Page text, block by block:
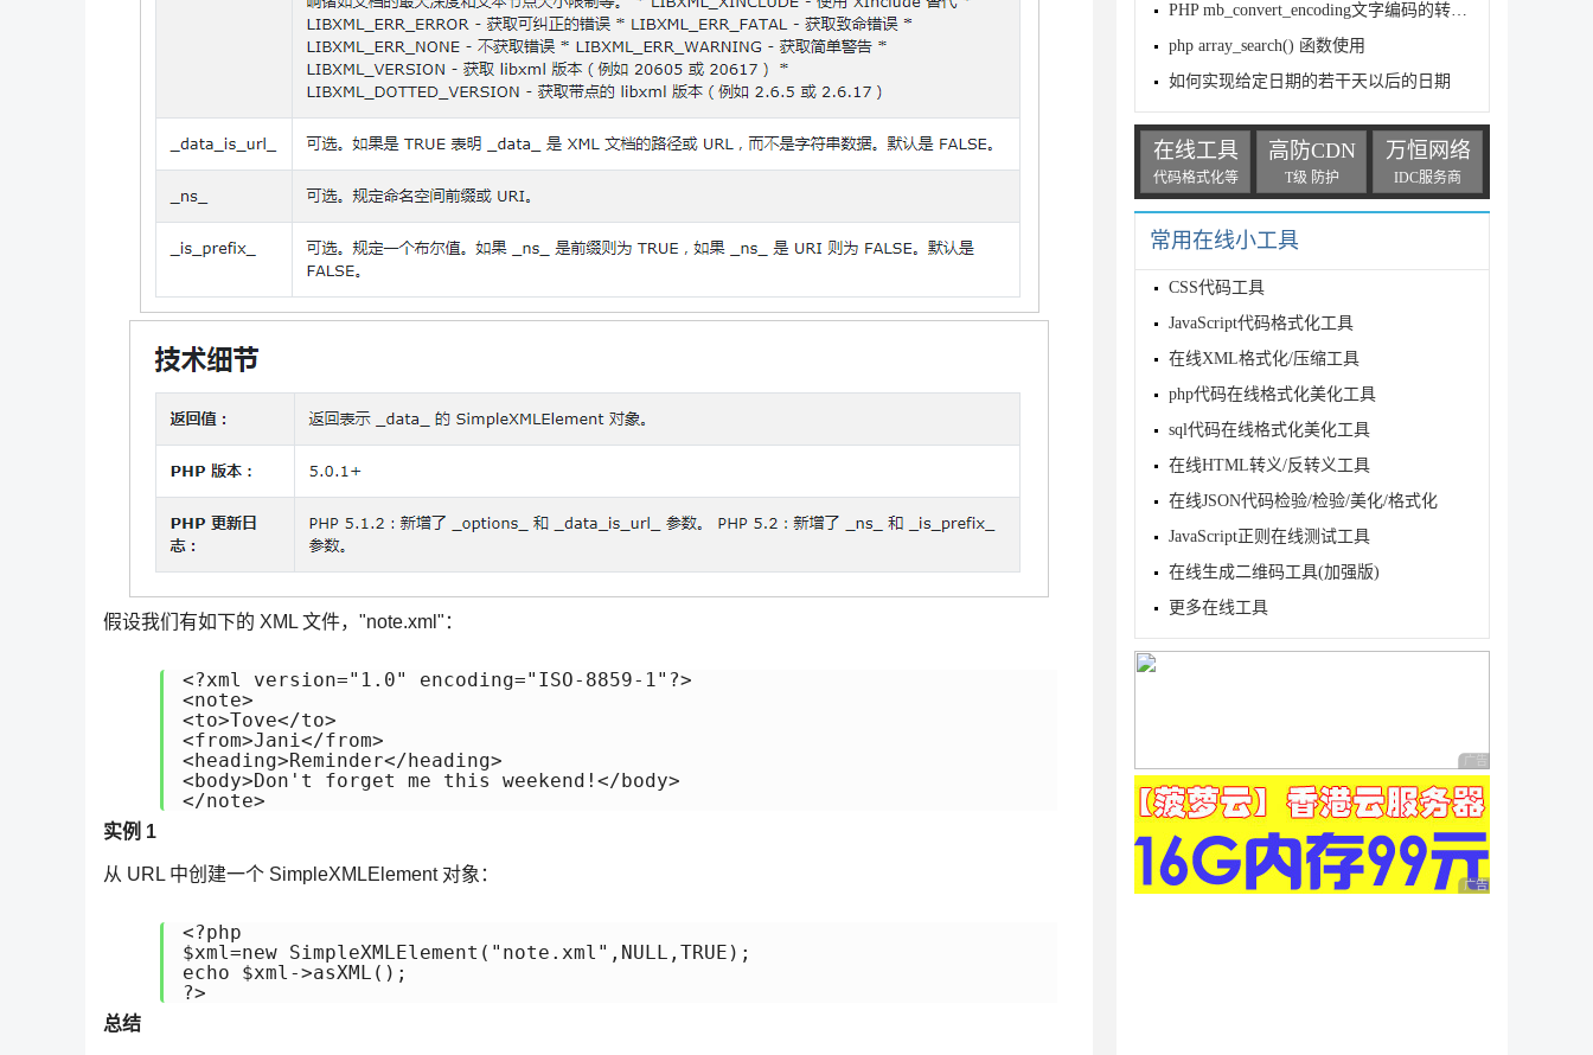
假设我们有如下的 XML 文件，"note.xml"：
<?xml version="1.0" encoding="ISO-8859-1"?>
<note>
<to>Tove</to>
<from>Jani</from>
<heading>Reminder</heading>
<body>Don't forget me this weekend!</body>
</note>
实例 1
从 URL 中创建一个 SimpleXMLElement 对象：
<?php
$xml=new SimpleXMLElement("note.xml",NULL,TRUE);
echo $xml->asXML();
?>
总结
PHP mb_convert_encoding文字编码的转换函数介绍
php array_search() 函数使用
如何实现给定日期的若干天以后的日期
在线工具
代码格式化等
高防CDN
T级 防护
万恒网络
IDC服务商
常用在线小工具
CSS代码工具
JavaScript代码格式化工具
在线XML格式化/压缩工具
php代码在线格式化美化工具
sql代码在线格式化美化工具
在线HTML转义/反转义工具
在线JSON代码检验/检验/美化/格式化
JavaScript正则在线测试工具
在线生成二维码工具(加强版)
更多在线工具
广告 商业广告，理性
广告 商业广告，理性